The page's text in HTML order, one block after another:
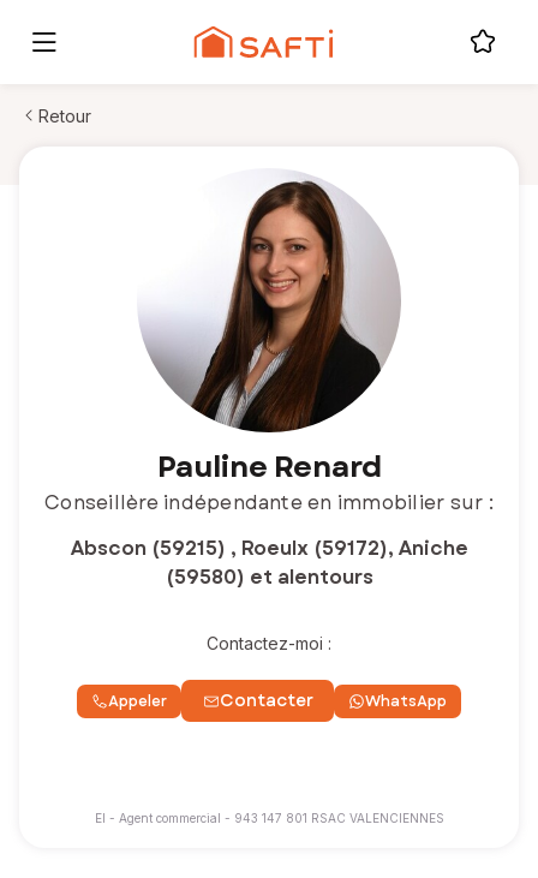
Retour
Pauline Renard
Conseillère indépendante en immobilier sur :
Abscon (59215) , Roeulx (59172), Aniche
(59580) et alentours
Contactez-moi :
Appeler Contacter WhatsApp
EI - Agent commercial - 943 147 801 RSAC VALENCIENNES